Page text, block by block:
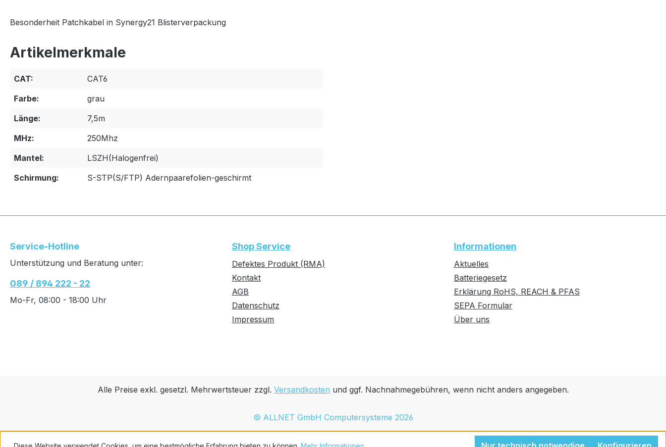
Besonderheit Patchkabel in Synergy21 Blisterverpackung
Artikelmerkmale
CAT:
CAT6
Farbe:
grau
Länge:
7,5m
MHz:
250Mhz
Mantel:
LSZH(Halogenfrei)
Schirmung:
S-STP(S/FTP) Adernpaarefolien-geschirmt
Service-Hotline
Unterstützung und Beratung unter:
089 / 894 222 - 22
Mo-Fr, 08:00 - 18:00 Uhr
Shop Service
Defektes Produkt (RMA)
Kontakt
AGB
Datenschutz
Impressum
Informationen
Aktuelles
Batteriegesetz
Erklärung RoHS, REACH & PFAS
SEPA Formular
Über uns
Alle Preise exkl. gesetzl. Mehrwertsteuer zzgl. Versandkosten und ggf. Nachnahmegebühren, wenn nicht anders angegeben.
© ALLNET GmbH Computersysteme 2026